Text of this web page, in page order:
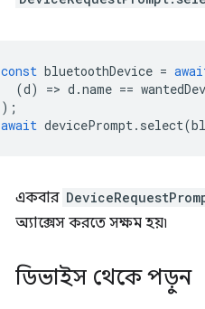
const bluetoothDevice =
(d) => d .name ==
);
await devicePrompt. select(
একবার
অ্যাক্সেস করতে সক্ষম হয়৷
ডিভাইস থেকে পড়ুন